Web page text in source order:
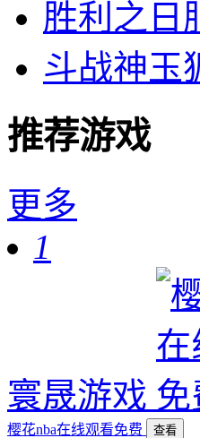
胜利之日
斗战神玉
推荐游戏
更多
1
寰晟游戏
樱花nba在线观看免费 查看